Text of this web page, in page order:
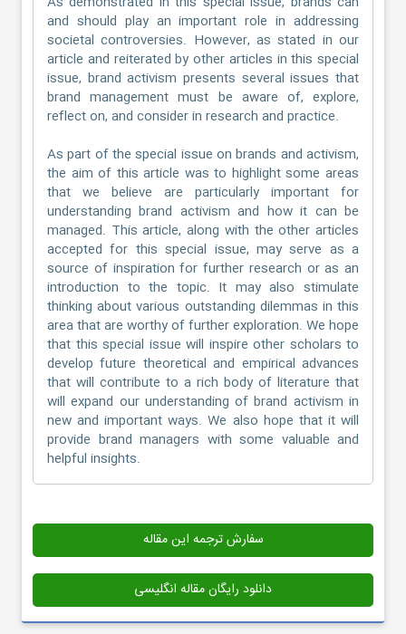
and should play an important role in addressing
societal controversies. However, as stated in our
article and reiterated by other articles in this special
issue, brand activism presents several issues that
brand management must be aware of, explore,
reflect on, and consider in research and practice.
As part of the special issue on brands and activism,
the aim of this article was to highlight some areas
that we believe are particularly important for
understanding brand activism and how it can be
managed. This article, along with the other articles
accepted for this special issue, may serve as a
source of inspiration for further research or as an
introduction to the topic. It may also stimulate
thinking about various outstanding dilemmas in this
area that are worthy of further exploration. We hope
that this special issue will inspire other scholars to
develop future theoretical and empirical advances
that will contribute to a rich body of literature that
will expand our understanding of brand activism in
new and important ways. We also hope that it will
provide brand managers with some valuable and
helpful insights.
سفارش ترجمه این مقاله
دانلود رایگان مقاله انگلیسی